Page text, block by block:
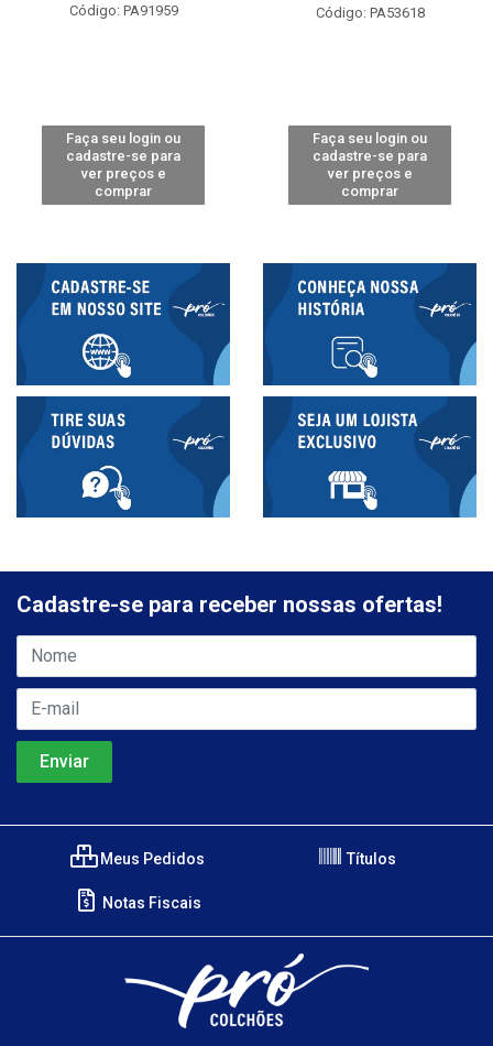
Código: PA91959
Faça seu login ou
cadastre-se para
ver preços e
comprar
Código: PA53618
Faça seu login ou
cadastre-se para
ver preços e
comprar
Cadastre-se para receber nossas ofertas!
Meus Pedidos Títulos
Notas Fiscais